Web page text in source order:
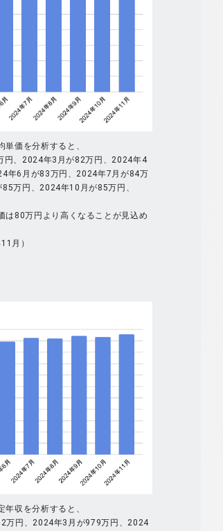
価を分析すると、
、2024年3月が82万円、2024年4
年6月が83万円、2024年7月が84万
万円、2024年10月が85万円、
は80万円より高くなることが見込め
月）
収を分析すると、
万円、2024年3月が979万円、2024